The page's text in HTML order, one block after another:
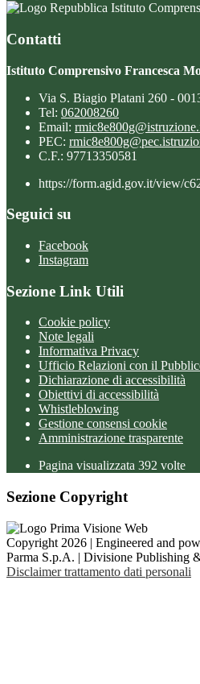
Istituto
Contatti
Istituto Comprensivo Francesca
Via S. Biagio Platani 260 -
Tel: 062008260
Email:
PEC:
C.F.: 97713350581
https://form.agid.gov.it/view/
Seguici su
Facebook
Instagram
Sezione Link Utili
Cookie policy
Note legali
Informativa Privacy
Ufficio Relazioni con il
Dichiarazione di accessibilità
Obiettivi di accessibilità
Whistleblowing
Gestione consensi cookie
Amministrazione trasparente
Pagina visualizzata 392 volte
Sezione Copyright
Copyright 2026 | Engineered and
Parma S.p.A. | Divisione Publishing
Disclaimer trattamento dati personali